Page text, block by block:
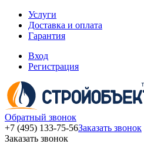
Услуги
Доставка и оплата
Гарантия
Вход
Регистрация
Обратный звонок
+7 (495) 133-75-56Заказать звонок
Заказать звонок